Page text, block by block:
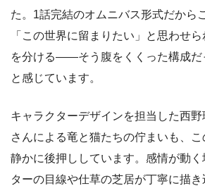
た。1話完結のオムニバス形式だから
「この世界に留まりたい」と思わせ
を分ける――そう腹をくくった構成だ
と感じています。
キャラクターデザインを担当した西
さんによる竜と猫たちの佇まいも、
静かに後押ししています。感情が動
ターの目線や仕草の芝居が丁寧に描